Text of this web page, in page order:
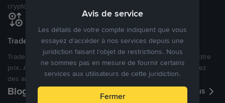
cryptomonnaies ouverte.
Tradez à des prix avantageux pour vous
Tradez des cryptos en étant libres d’acheter et de vendre à votre
prix. Achetez ou vendez à partir des offres existantes, ou créez
des annonces commerciales pour fixer vos propres prix.
Blog P2P Voir plus
Avis de service
Les détails de votre compte indiquent que vous
essayez d’accéder à nos services depuis une
juridiction faisant l’objet de restrictions. Nous
ne sommes pas en mesure de fournir certains
services aux utilisateurs de cette juridiction.
Fermer